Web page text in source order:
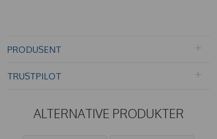
PRODUSENT
TRUSTPILOT
ALTERNATIVE PRODUKTER